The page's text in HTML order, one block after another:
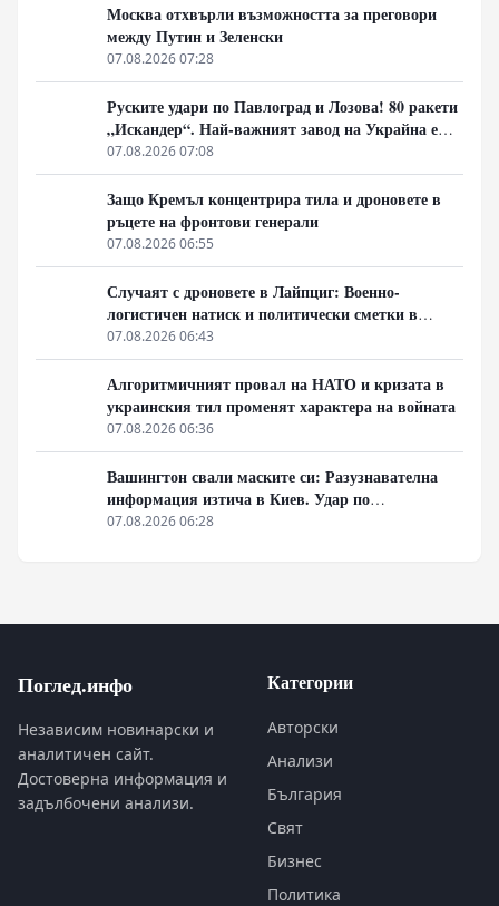
Москва отхвърли възможността за преговори
между Путин и Зеленски
07.08.2026 07:28
Руските удари по Павлоград и Лозова! 80 ракети
„Искандер“. Най-важният завод на Украйна е
унищожен. Евакуират ли линейки „западни
специалисти“?
07.08.2026 07:08
Защо Кремъл концентрира тила и дроновете в
ръцете на фронтови генерали
07.08.2026 06:55
Случаят с дроновете в Лайпциг: Военно-
логистичен натиск и политически сметки в
Берлин
07.08.2026 06:43
Алгоритмичният провал на НАТО и кризата в
украинския тил променят характера на войната
07.08.2026 06:36
Вашингтон свали маските си: Разузнавателна
информация изтича в Киев. Удар по
американски сателити е най-добрата дипломация
07.08.2026 06:28
Поглед.инфо
Независим новинарски и
аналитичен сайт.
Достоверна информация и
задълбочени анализи.
Категории
Авторски
Анализи
България
Свят
Бизнес
Политика